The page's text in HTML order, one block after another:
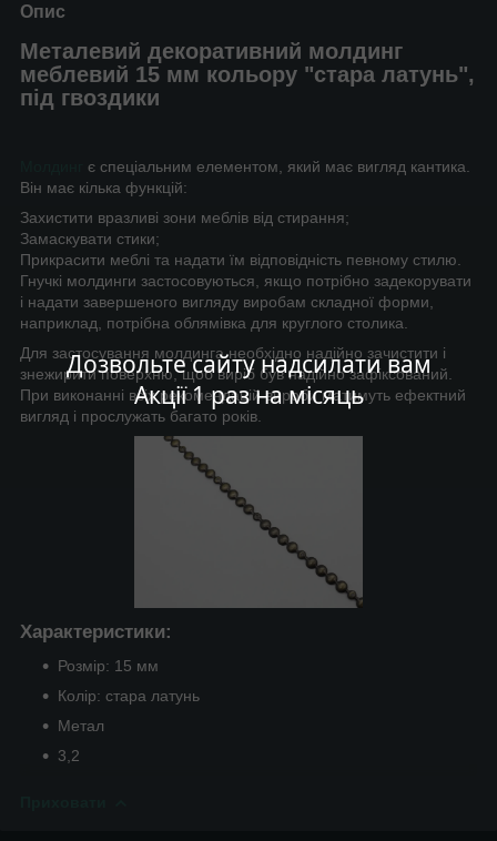
Дозвольте сайту надсилати вам
Акції 1 раз на місяць
Опис
Металевий декоративний молдинг
меблевий 15 мм кольору "стара латунь",
під гвоздики
є спеціальним елементом, який має вигляд кантика.
Він має кілька функцій:
Захистити вразливі зони меблів від стирання;
Замаскувати стики;
Прикрасити меблі та надати їм відповідність певному стилю.
Гнучкі молдинги застосовуються, якщо потрібно задекорувати
і надати завершеного вигляду виробам складної форми,
наприклад, потрібна облямівка для круглого столика.
Для застосування молдинга необхідно надійно зачистити і
знежирити поверхню, щоб виріб був надійно зафіксований.
При виконанні всіх рекомендацій вироби матимуть ефектний
вигляд і прослужать багато років.
Характеристики:
Розмір: 15 мм
Колір: стара латунь
Метал
3,2